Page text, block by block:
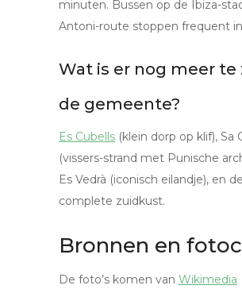
minuten. Bussen op de Ibiza-
Antoni-route stoppen frequent
Wat is er nog meer te
de gemeente?
Es Cubells (klein dorp op klif), Sa
(vissers-strand met Punische
Es Vedrà (iconisch eilandje), en de
complete zuidkust.
Bronnen en
De foto’s komen van Wikimedia